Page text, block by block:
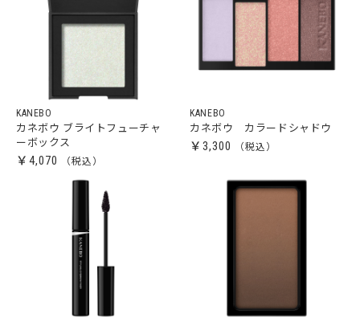
KANEBO
カネボウ ブライトフューチャ
ーボックス
￥4,070
KANEBO
カネボウ カラードシャドウ
￥3,300